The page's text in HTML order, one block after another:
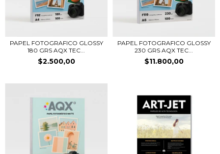
PAPEL FOTOGRAFICO GLOSSY
180 GRS AQX TEC...
$2.500,00
PAPEL FOTOGRAFICO GLOSSY
230 GRS AQX TEC...
$11.800,00